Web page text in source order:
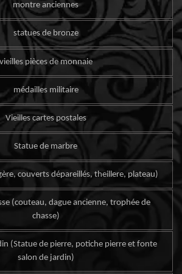
montre anciennes
statues de bronze
vieilles pièces de monnaie
médailles militaire
Vieilles cartes postales
Statue de marbre
couverts dépareillés, theillere, plateau)
(couteau, dague ancienne, trophée de
chasse)
(Statue de pierre, potiche pierre et fonte
salon de jardin)